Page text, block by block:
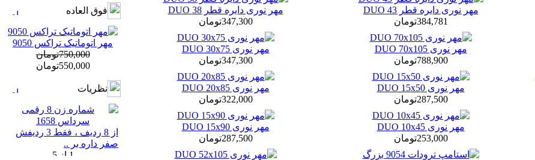
مهر نوری دایره قطر 43 DUO
384,781تومان
مهر نوری دایره قطر 38 DUO
347,300تومان
مهر نوری DUO 70x105
788,900تومان
مهر نوری DUO 30x75
347,300تومان
مهر نوری DUO 15x50
287,500تومان
مهر نوری DUO 20x85
322,000تومان
مهر نوری DUO 10x45
253,000تومان
مهر نوری DUO 15x90
287,500تومان
فوق العاده
مهر اتوماتیک تراکس 9050
750,000تومان
550,000تومان
نظريات
از 8 ردیف ، فقط 3 ردیفش
صفر داره بر ..